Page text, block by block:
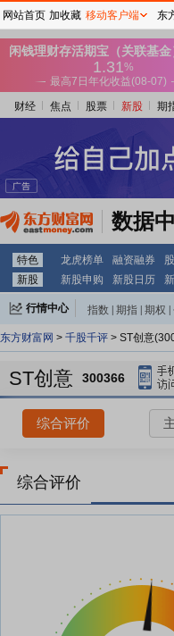
财经 焦点 股票 新股 期
数据
特色 龙虎榜单 融资融券
新股
新股申购 新股日历
行情中心 指数 期指 期权
东方财富网 > 千股千评 > ST创意
ST创意 300366
综合评价
综合评价
网站首页 加收藏 移动客户端 东